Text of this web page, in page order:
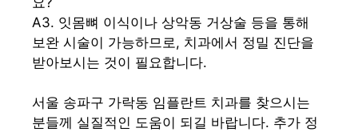
A3. 잇몸뼈 이식이나 상악동 거상술 등을 통해
보완 시술이 가능하므로, 치과에서 정밀 진단을
받아보시는 것이 필요합니다.
서울 송파구 가락동 임플란트 치과를 찾으시는
분들께 실질적인 도움이 되길 바랍니다. 추가 정